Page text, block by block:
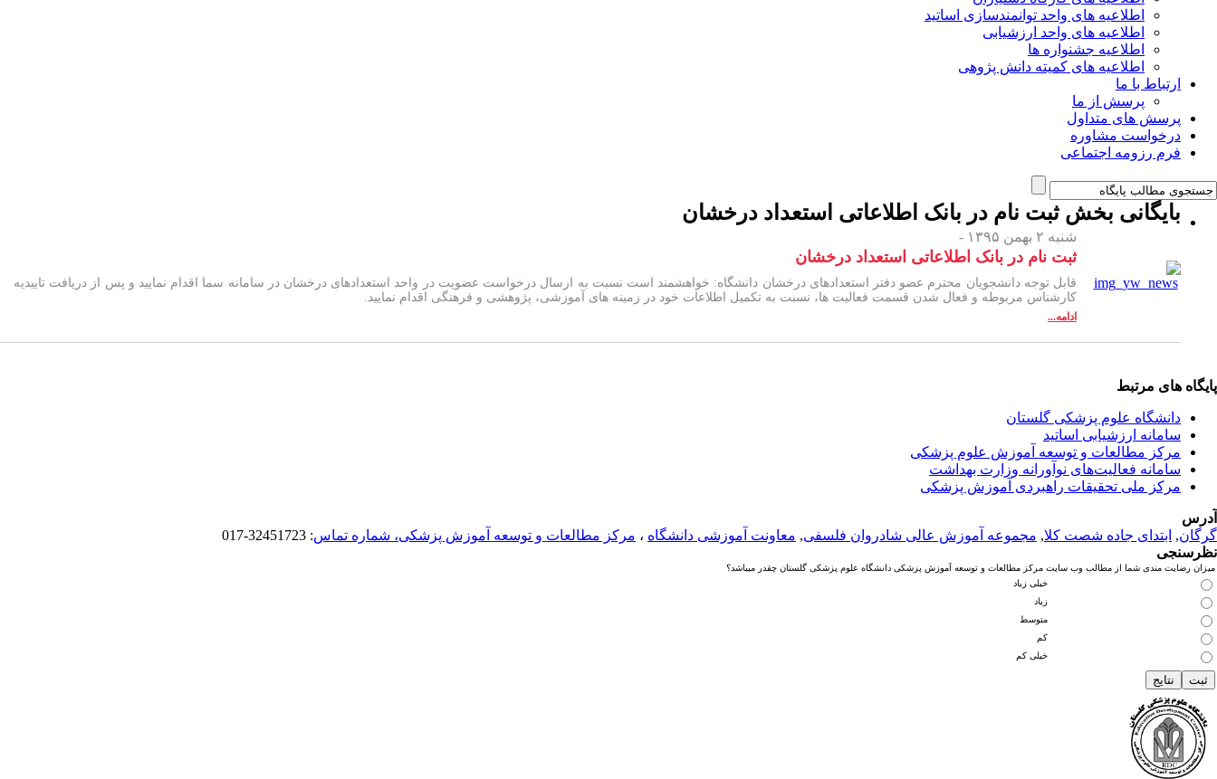
اطلاعیه های واحد توانمندسازی اساتید
اطلاعیه های واحد ارزشیابی
اطلاعیه جشنواره ها
اطلاعیه های کمیته دانش پژوهی
ارتباط با ما
پرسش از ما
پرسش های متداول
درخواست مشاوره
فرم رزومه اجتماعی
بایگانی بخش ثبت نام در بانک اطلاعاتی استعداد درخشان
شنبه ۲ بهمن ۱۳۹۵ -
ثبت نام در بانک اطلاعاتی استعداد درخشان
قابل توجه دانشجویان محترم عضو دفتر استعدادهای درخشان دانشگاه: خواهشمند است نسبت به ارسال درخواست عضویت در واحد استعدادهای درخشان در سامانه سما اقدام نمایید و پس از دریافت تاییدیه
کارشناس مربوطه و فعال شدن قسمت فعالیت ها، نسبت به تکمیل اطلاعات خود در زمینه های آموزشی، پژوهشی و فرهنگی اقدام نمایید.
ادامه...
پایگاه های مرتبط
دانشگاه علوم پزشکی گلستان
سامانه ارزشیابی اساتید
مرکز مطالعات و توسعه آموزش علوم پزشکی
سامانه فعالیت‌های نوآورانه وزارت بهداشت
مرکز ملی تحقیقات راهبردی آموزش پزشکی
آدرس
گرگان, ابتدای جاده شصت کلا, مجموعه آموزش عالی شادروان فلسفی, معاونت آموزشی دانشگاه ، مرکز مطالعات و توسعه آموزش پزشکی، شماره تماس: 32451723-017
نظرسنجی
میزان رضایت مندی شما از مطالب وب سایت مرکز مطالعات و توسعه آموزش پزشکی دانشگاه علوم پزشکی گلستان چقدر میباشد؟
خیلی زیاد
زیاد
متوسط
کم
خیلی کم